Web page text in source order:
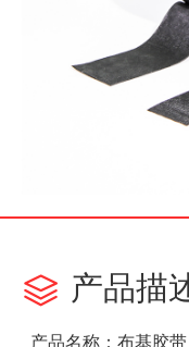
 产品描
产品名称：布基胶